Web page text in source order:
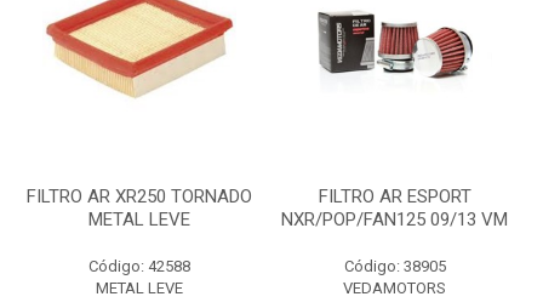
FILTRO AR XR250 TORNADO
METAL LEVE
Código: 42588
METAL LEVE
FILTRO AR ESPORT
NXR/POP/FAN125 09/13 VM
Código: 38905
VEDAMOTORS